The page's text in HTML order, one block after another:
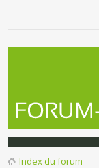
Index du forum